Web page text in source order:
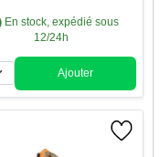
En stock, expédié sous
12/24h
Quantité
Ajouter